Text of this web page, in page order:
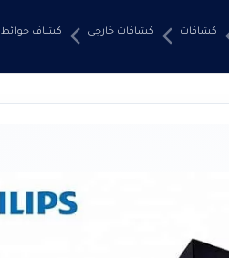
كشافات كشافات خارجى كشاف حوائط